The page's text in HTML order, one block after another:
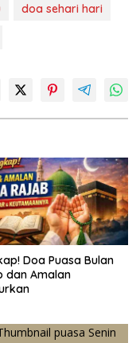
doa sehari hari
Doa Puasa Bulan
dan Amalan